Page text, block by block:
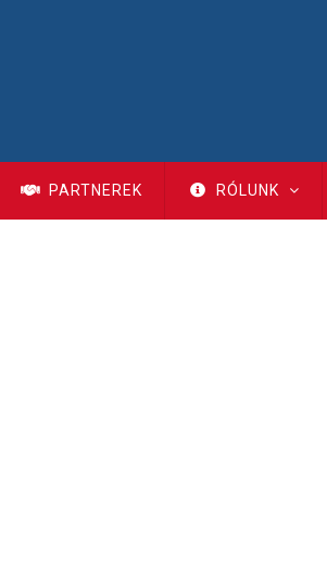
PARTNEREK RÓLUNK